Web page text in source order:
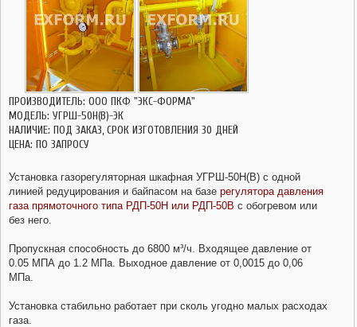
ГАЗОВЫЕ ШАРОВЫЕ КРАНЫ ГШК
ЗАПОРНАЯ АРМАТУРА
СЧЕТЧИКИ ГАЗА
ПРОИЗВОДИТЕЛЬ: ООО ПКФ "ЭКС-ФОРМА"
МОДЕЛЬ: УГРШ-50Н(В)-ЭК
НАЛИЧИЕ: ПОД ЗАКАЗ, СРОК ИЗГОТОВЛЕНИЯ 30 ДНЕЙ
ЦЕНА: ПО ЗАПРОСУ
Установка газорегуляторная шкафная УГРШ-50Н(В) с одной
линией редуцирования и байпасом на базе регулятора давления
газа прямоточного типа РДП-50Н или РДП-50В с обогревом или
без него.
Пропускная способность до 6800 м³/ч. Входящее давление от
0.05 МПА до 1.2 МПа. Выходное давление от 0,0015 до 0,06
МПа.
Установка стабильно работает при сколь угодно малых расходах
газа.